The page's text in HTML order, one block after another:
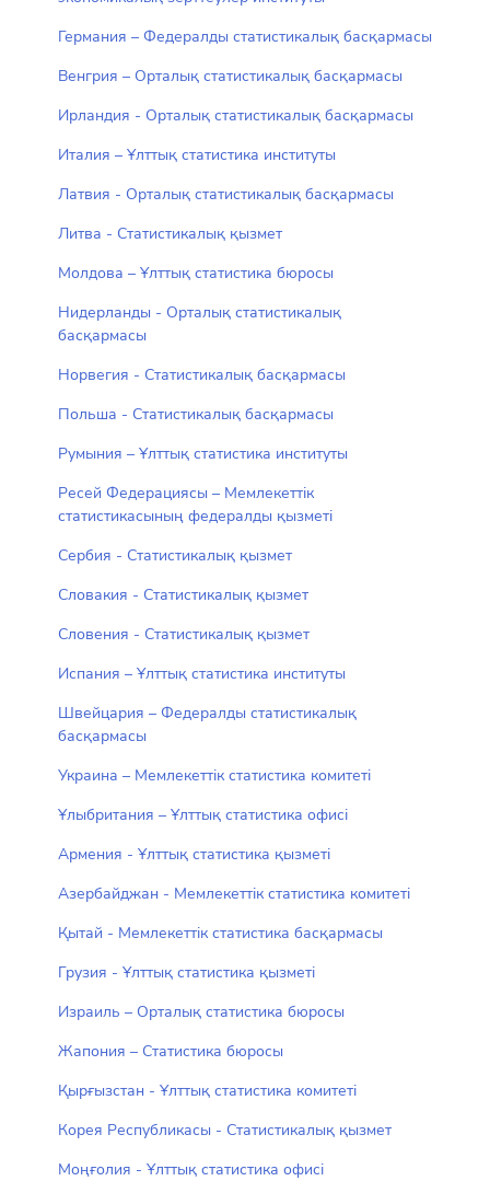
Германия – Федералды статистикалық басқармасы
Венгрия – Орталық статистикалық басқармасы
Ирландия - Орталық статистикалық басқармасы
Италия – Ұлттық статистика институты
Латвия - Орталық статистикалық басқармасы
Литва - Статистикалық қызмет
Молдова – Ұлттық статистика бюросы
Нидерланды - Орталық статистикалық
басқармасы
Норвегия - Статистикалық басқармасы
Польша - Статистикалық басқармасы
Румыния – Ұлттық статистика институты
Ресей Федерациясы – Мемлекеттік
статистикасының федералды қызметі
Сербия - Статистикалық қызмет
Словакия - Статистикалық қызмет
Словения - Статистикалық қызмет
Испания – Ұлттық статистика институты
Швейцария – Федералды статистикалық
басқармасы
Украина – Мемлекеттік статистика комитеті
Ұлыбритания – Ұлттық статистика офисі
Армения - Ұлттық статистика қызметі
Азербайджан - Мемлекеттік статистика комитеті
Қытай - Мемлекеттік статистика басқармасы
Грузия - Ұлттық статистика қызметі
Израиль – Орталық статистика бюросы
Жапония – Статистика бюросы
Қырғызстан - Ұлттық статистика комитеті
Корея Республикасы - Статистикалық қызмет
Моңғолия - Ұлттық статистика офисі